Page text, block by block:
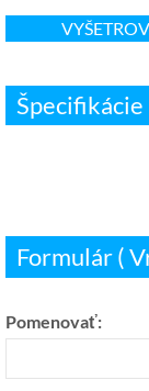
Špecifikácie
Formulár (
Pomenovať: